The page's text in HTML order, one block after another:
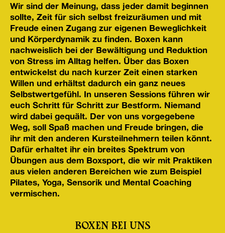
Wir sind der Meinung, dass jeder damit beginnen
sollte, Zeit für sich selbst freizuräumen und mit
Freude einen Zugang zur eigenen Beweglichkeit
und Körperdynamik zu finden. Boxen kann
nachweislich bei der Bewältigung und Reduktion
von Stress im Alltag helfen. Über das Boxen
entwickelst du nach kurzer Zeit einen starken
Willen und erhältst dadurch ein ganz neues
Selbstwertgefühl. In unseren Sessions führen wir
euch Schritt für Schritt zur Bestform. Niemand
wird dabei gequält. Der von uns vorgegebene
Weg, soll Spaß machen und Freude bringen, die
ihr mit den anderen Kursteilnehmern teilen könnt.
Dafür erhaltet ihr ein breites Spektrum von
Übungen aus dem Boxsport, die wir mit Praktiken
aus vielen anderen Bereichen wie zum Beispiel
Pilates, Yoga, Sensorik und Mental Coaching
vermischen.
BOXEN BEI UNS